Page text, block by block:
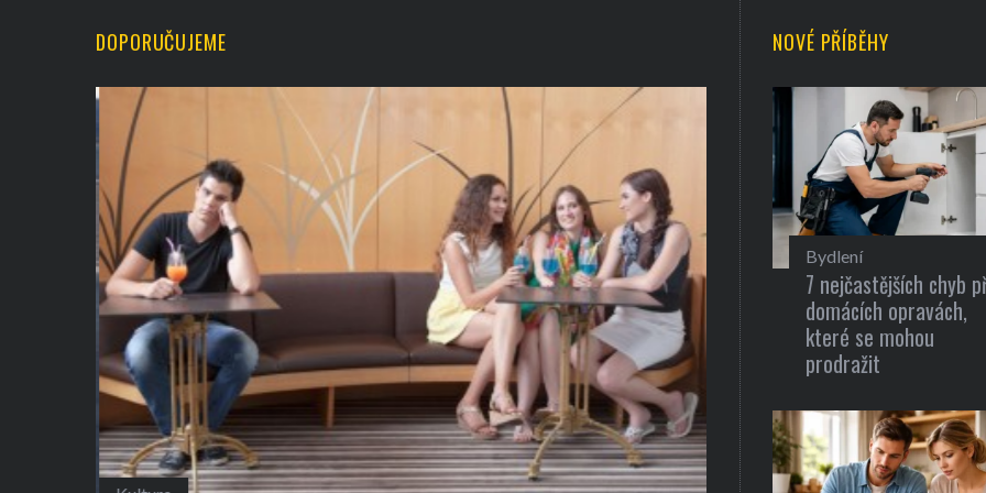
DOPORUČUJEME NOVÉ PŘÍBĚHY
Bydlení
7 nejčastějších chyb
domácích opravách,
které se mohou
prodražit